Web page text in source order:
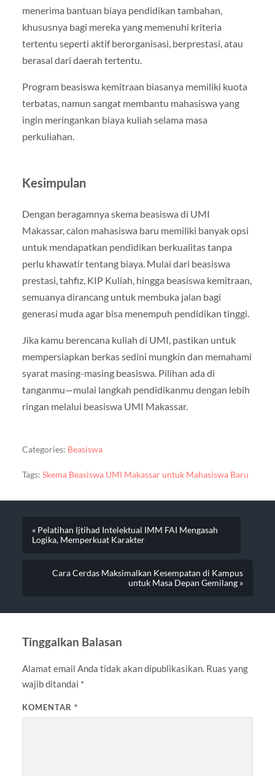
menerima bantuan biaya pendidikan tambahan,
khususnya bagi mereka yang memenuhi kriteria
tertentu seperti aktif berorganisasi, berprestasi, atau
berasal dari daerah tertentu.
Program beasiswa kemitraan biasanya memiliki kuota
terbatas, namun sangat membantu mahasiswa yang
ingin meringankan biaya kuliah selama masa
perkuliahan.
Kesimpulan
Dengan beragamnya skema beasiswa di UMI
Makassar, calon mahasiswa baru memiliki banyak opsi
untuk mendapatkan pendidikan berkualitas tanpa
perlu khawatir tentang biaya. Mulai dari beasiswa
prestasi, tahfiz, KIP Kuliah, hingga beasiswa kemitraan,
semuanya dirancang untuk membuka jalan bagi
generasi muda agar bisa menempuh pendidikan tinggi.
Jika kamu berencana kuliah di UMI, pastikan untuk
mempersiapkan berkas sedini mungkin dan memahami
syarat masing-masing beasiswa. Pilihan ada di
tanganmu—mulai langkah pendidikanmu dengan lebih
ringan melalui beasiswa UMI Makassar.
Categories: Beasiswa
Tags: Skema Beasiswa UMI Makassar untuk Mahasiswa Baru
« Pelatihan Ijtihad Intelektual IMM FAI Mengasah
Logika, Memperkuat Karakter
Cara Cerdas Maksimalkan Kesempatan di Kampus
untuk Masa Depan Gemilang »
Tinggalkan Balasan
Alamat email Anda tidak akan dipublikasikan. Ruas yang
wajib ditandai *
KOMENTAR *